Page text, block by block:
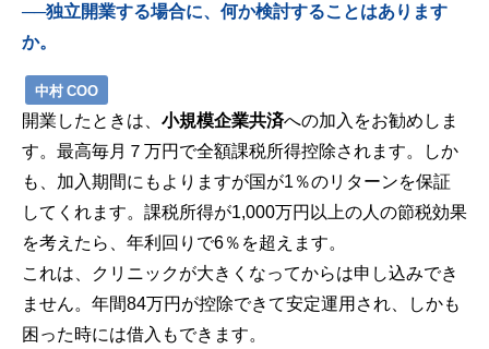
──独立開業する場合に、何か検討することはあります
か。
中村 COO
開業したときは、 小規模企業共済への加入をお勧めしま
す。最高毎月７万円で全額課税所得控除されます。しか
も、加入期間にもよりますが国が1％のリターンを保証
してくれます。課税所得が1,000万円以上の人の節税効果
を考えたら、年利回りで6％を超えます。
これは、クリニックが大きくなってからは申し込みでき
ません。年間84万円が控除できて安定運用され、しかも
困った時には借入もできます。